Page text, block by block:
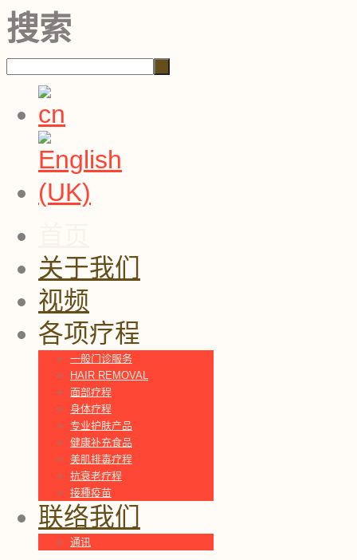
搜索
关于我们
视频
各项疗程
一般门诊服务
HAIR REMOVAL
面部疗程
身体疗程
专业护肤产品
健康补充食品
美肌排毐疗程
抗衰老疗程
接種疫苗
联络我们
通讯